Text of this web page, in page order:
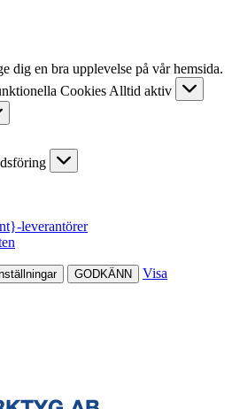
dig en bra upplevelse på vår hemsida.
Cookies Alltid aktiv
leverantörer
GODKÄNN
Visa